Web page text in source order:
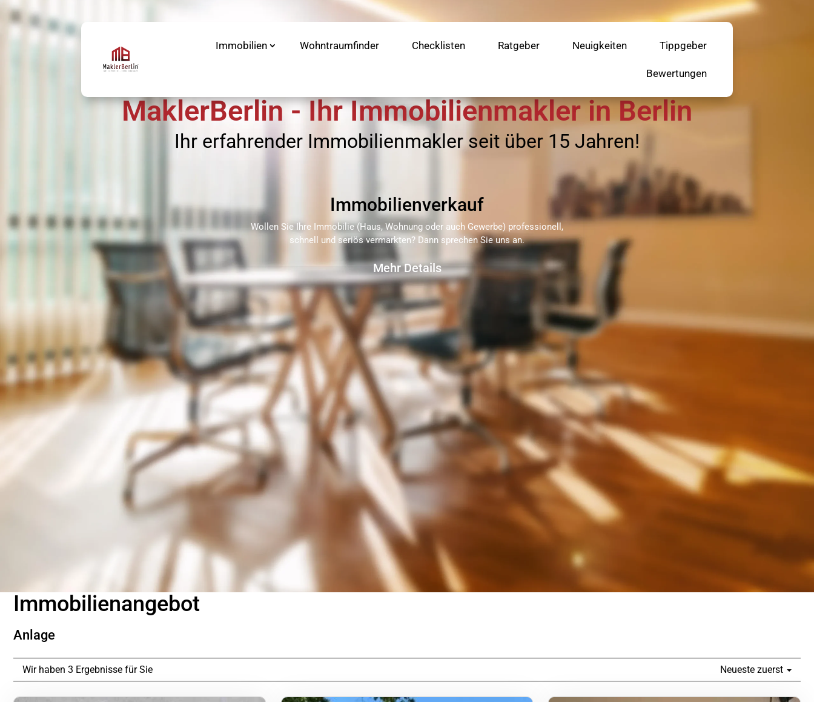
Immobilien Wohntraumfinder Checklisten Ratgeber Neuigkeiten Tippgeber
Bewertungen
MaklerBerlin - Ihr Immobilienmakler in Berlin
Ihr erfahrender Immobilienmakler seit über 15 Jahren!
Immobilien­verkauf
Wollen Sie Ihre Immobilie (Haus, Wohnung oder auch Gewerbe) professionell,
schnell und seriös vermarkten? Dann sprechen Sie uns an.
Mehr Details
Immobilien­angebot
Anlage
Wir haben 3 Ergebnisse für Sie Neueste zuerst